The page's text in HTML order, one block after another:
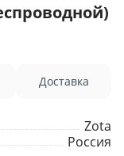
Доставка
Zota
Россия